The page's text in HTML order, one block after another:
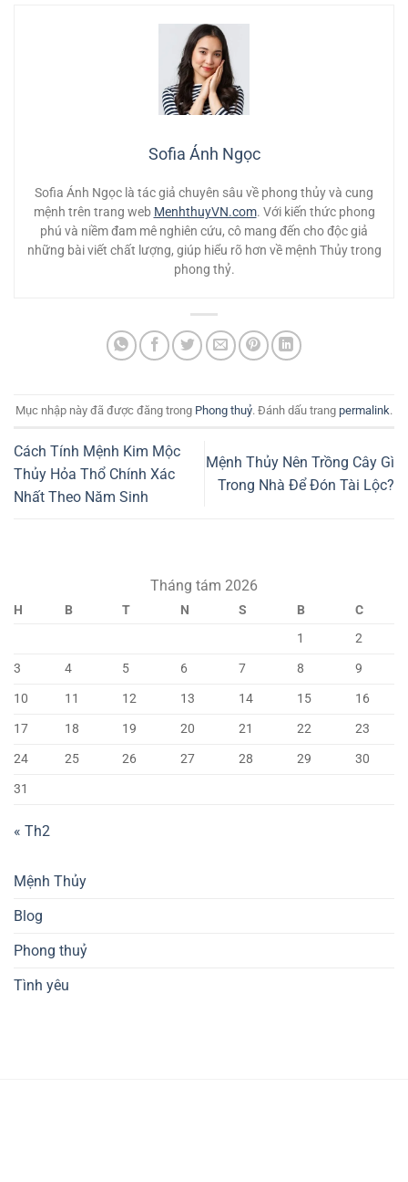
Sofia Ánh Ngọc
Sofia Ánh Ngọc là tác giả chuyên sâu về phong thủy và cung
mệnh trên trang web MenhthuyVN.com. Với kiến thức phong
phú và niềm đam mê nghiên cứu, cô mang đến cho độc giả
những bài viết chất lượng, giúp hiểu rõ hơn về mệnh Thủy trong
phong thỷ.
Mục nhập này đã được đăng trong Phong thuỷ. Đánh dấu trang permalink.
Cách Tính Mệnh Kim Mộc
Thủy Hỏa Thổ Chính Xác
Nhất Theo Năm Sinh
Mệnh Thủy Nên Trồng Cây Gì
Trong Nhà Để Đón Tài Lộc?
Tháng tám 2026
H B T N S B
C
1
2
3
4 5 6 7 8
9
10
11 12 13 14 15
16
17
18 19 20 21 22
23
24
25 26 27 28 29
30
31
« Th2
Mệnh Thủy
Blog
Phong thuỷ
Tình yêu